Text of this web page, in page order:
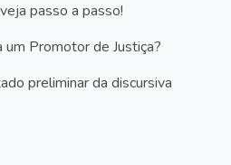
passo a passo!
Promotor de Justiça?
preliminar da discursiva